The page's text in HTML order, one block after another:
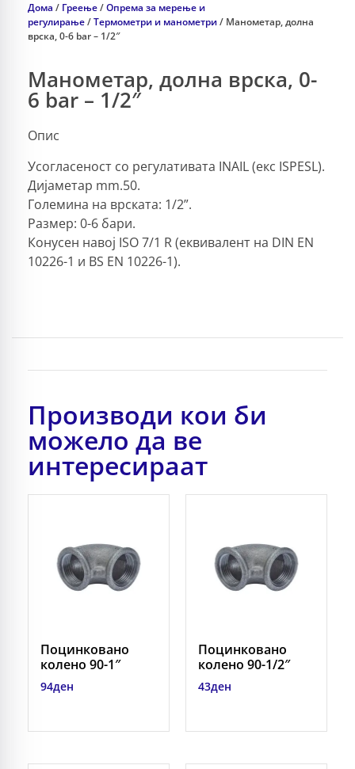
Дома / Греење/Опрема за мерење и
регулирање/Термометри и манометри/ Манометар, долна
врска, 0-6 bar – 1/2″
Манометар, долна врска, 0-
6 bar – 1/2″
Опис
Усогласеност со регулативата INAIL (екс ISPESL).
Дијаметар mm.50.
Големина на врската: 1/2”.
Размер: 0-6 бари.
Конусен навој ISO 7/1 R (еквивалент на DIN EN
10226-1 и BS EN 10226-1).
Производи кои би
можело да ве
интересираат
Поцинковано
колено 90-1″
94ден
Поцинковано
колено 90-1/2″
43ден